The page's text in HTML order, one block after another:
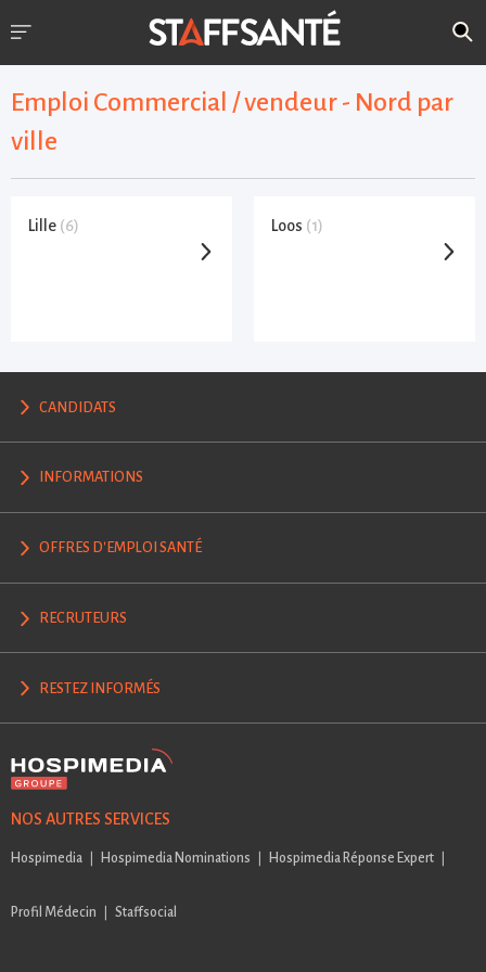
Emploi Commercial / vendeur - Nord par
ville
Lille (6) Loos (1)
CANDIDATS
INFORMATIONS
OFFRES D'EMPLOI SANTÉ
RECRUTEURS
RESTEZ INFORMÉS
NOS AUTRES SERVICES
Hospimedia Hospimedia Nominations Hospimedia Réponse Expert
Profil Médecin Staffsocial